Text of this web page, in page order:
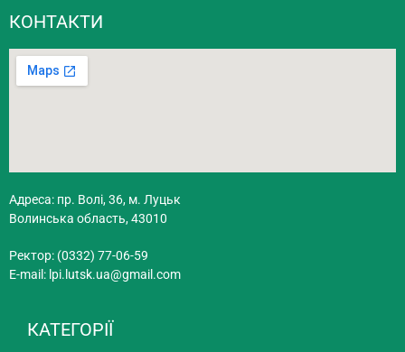
КОНТАКТИ
Адреса: пр. Волі, 36, м. Луцьк
Волинська область, 43010
Ректор: (0332) 77-06-59
E-mail: lpi.lutsk.ua@gmail.com
КАТЕГОРІЇ